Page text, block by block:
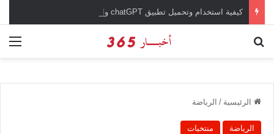
الرئيسية / الرياضة
الرياضة منتخبات